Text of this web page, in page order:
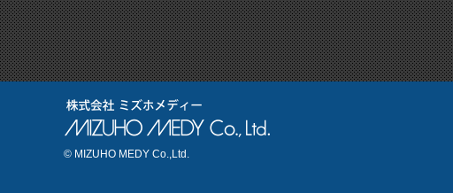
© MIZUHO MEDY Co.,Ltd.